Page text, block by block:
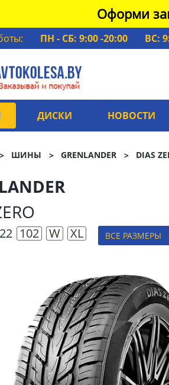
Оформи
ПН - СБ: 9:00 -20:00
ВС:
ДИСКИ НОВОСТИ
ШИНЫ GRENLANDER DIAS
102 W XL ВСЕ РАЗМЕРЫ